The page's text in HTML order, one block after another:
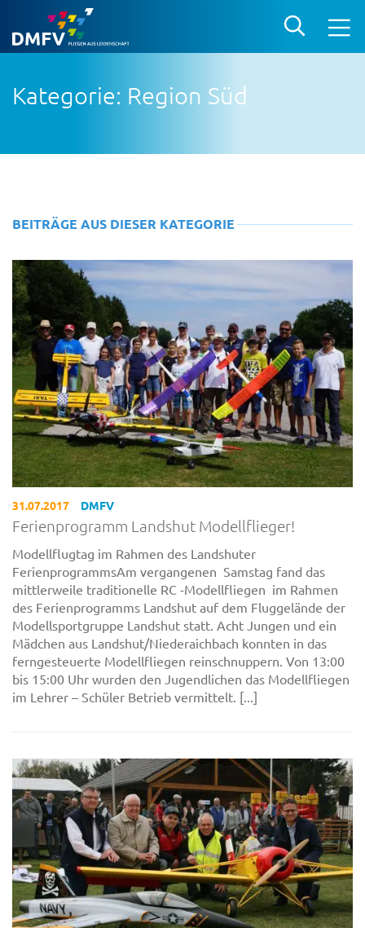
Kategorie: Region Süd
BEITRÄGE AUS DIESER KATEGORIE
31.07.2017 DMFV
Ferienprogramm Landshut Modellflieger!
Modellflugtag im Rahmen des Landshuter
FerienprogrammsAm vergangenen Samstag fand das
mittlerweile traditionelle RC -Modellfliegen im Rahmen
des Ferienprogramms Landshut auf dem Fluggelände der
Modellsportgruppe Landshut statt. Acht Jungen und ein
Mädchen aus Landshut/Niederaichbach konnten in das
ferngesteuerte Modellfliegen reinschnuppern. Von 13:00
bis 15:00 Uhr wurden den Jugendlichen das Modellfliegen
im Lehrer – Schüler Betrieb vermittelt. [...]